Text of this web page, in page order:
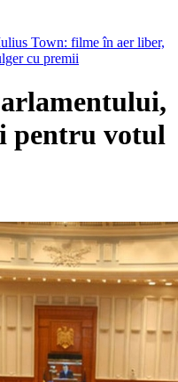
Town: filme în aer liber,
cu premii
pentru votul